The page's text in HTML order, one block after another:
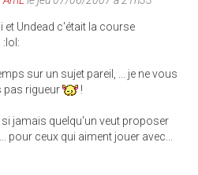
et Undead c'était la course
sur un sujet pareil, ... je ne vous
pas rigueur
!
jamais quelqu'un veut proposer
pour ceux qui aiment jouer avec...